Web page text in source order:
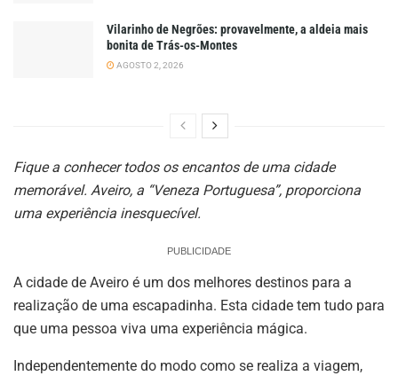
Vilarinho de Negrões: provavelmente, a aldeia mais
bonita de Trás-os-Montes
AGOSTO 2, 2026
Fique a conhecer todos os encantos de uma cidade
memorável. Aveiro, a “Veneza Portuguesa”, proporciona
uma experiência inesquecível.
PUBLICIDADE
A cidade de Aveiro é um dos melhores destinos para a
realização de uma escapadinha. Esta cidade tem tudo para
que uma pessoa viva uma experiência mágica.
Independentemente do modo como se realiza a viagem,